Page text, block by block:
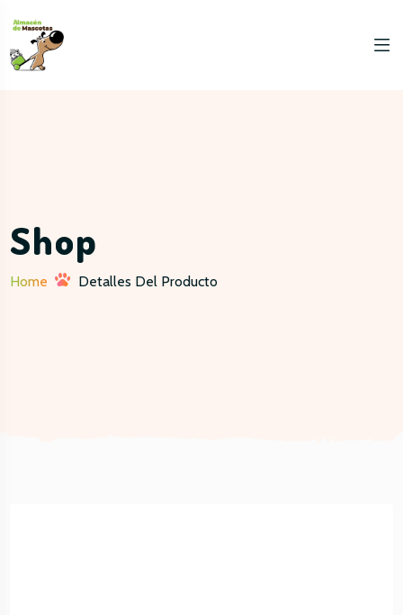
Shop
Home Detalles Del Producto